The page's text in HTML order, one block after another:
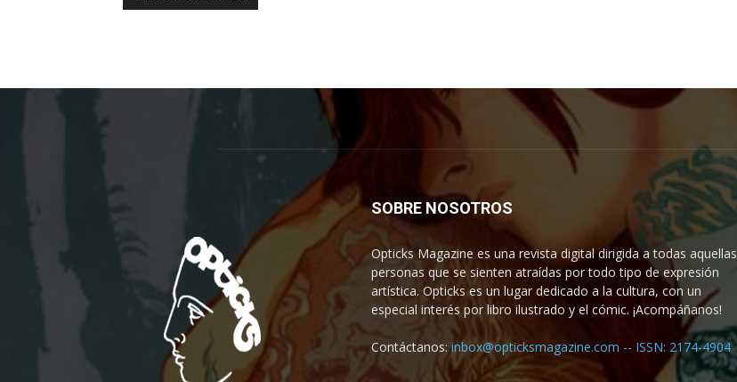
SOBRE NOSOTROS
Opticks Magazine es una revista digital dirigida a todas aquellas
personas que se sienten atraídas por todo tipo de expresión
artística. Opticks es un lugar dedicado a la cultura, con un
especial interés por libro ilustrado y el cómic. ¡Acompáñanos!
Contáctanos:inbox@opticksmagazine.com -- ISSN: 2174-4904